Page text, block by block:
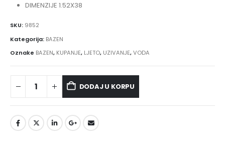
DIMENZIJE 1.52X38
SKU: 9852
Kategorija: BAZEN
Oznake BAZEN, KUPANJE, LJETO, UZIVANJE,VODA
DODAJ U KORPU